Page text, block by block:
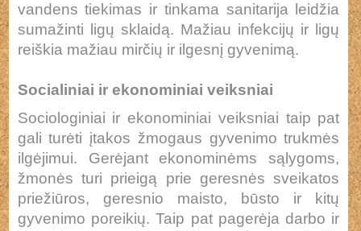
vandens tiekimas ir tinkama sanitarija leidžia
sumažinti ligų sklaidą. Mažiau infekcijų ir ligų
reiškia mažiau mirčių ir ilgesnį gyvenimą.
Socialiniai ir ekonominiai veiksniai
Sociologiniai ir ekonominiai veiksniai taip pat
gali turėti įtakos žmogaus gyvenimo trukmės
ilgėjimui. Gerėjant ekonominėms sąlygoms,
žmonės turi prieigą prie geresnės sveikatos
priežiūros, geresnio maisto, būsto ir kitų
gyvenimo poreikių. Taip pat pagerėja darbo ir